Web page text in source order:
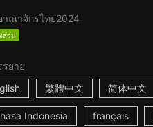
าณาจักรไทย2024
ส่วน
ยาย
繁體中文 简体中文
Indonesia français